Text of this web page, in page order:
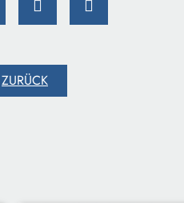
ZURÜCK